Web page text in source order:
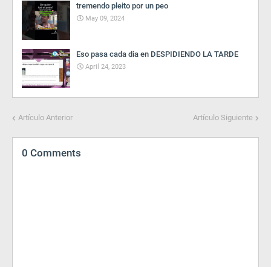
tremendo pleito por un peo
May 09, 2024
Eso pasa cada dia en DESPIDIENDO LA TARDE
April 24, 2023
Artículo Anterior Artículo Siguiente
0 Comments